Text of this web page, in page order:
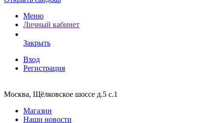
Меню
Личный кабинет
Закрыть
Вход
Регистрация
Москва, Щёлковское шоссе д.5 с.1
Магазин
Наши новости